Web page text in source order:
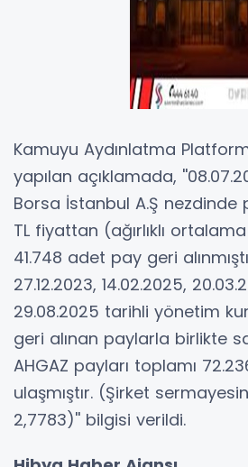
Kamuyu Aydınlatma
yapılan açıklamada,
Borsa İstanbul A.Ş nezdinde
TL fiyattan (ağırlıklı
41.748 adet pay geri
27.12.2023, 14.02.2025,
29.08.2025 tarihli yönetim
geri alınan paylarla birlikte
AHGAZ payları toplamı
ulaşmıştır. (Şirket
2,7783)'' bilgisi verildi.